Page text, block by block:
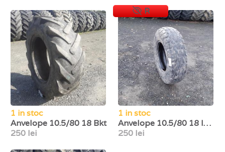
1 in stoc
Anvelope 10.5/80 18 Bkt
250 lei
R
1 in stoc
Anvelope 10.5/80 18 Implement
250 lei